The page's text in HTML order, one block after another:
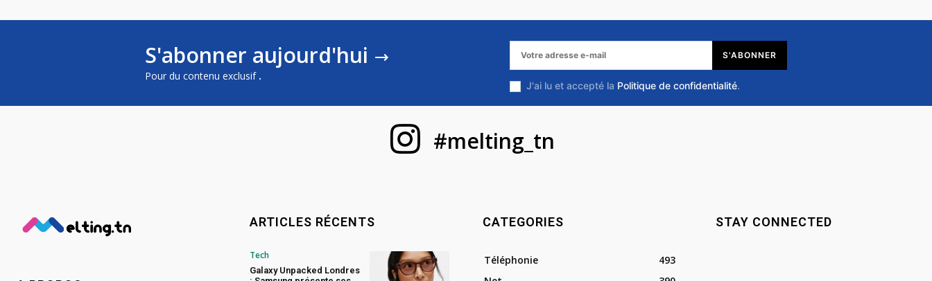
S'abonner aujourd'hui
Pour du contenu exclusif .
S'ABONNER
J'ai lu et accepté la Politique de confidentialité.
#melting_tn
ARTICLES RÉCENTS
Tech
Galaxy Unpacked Londres
CATEGORIES
Téléphonie
493
STAY CONNECTED